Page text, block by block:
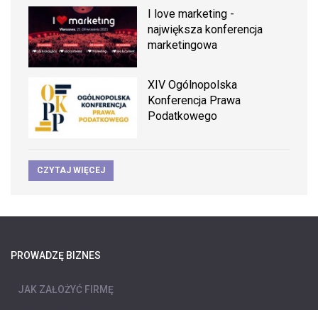
I love marketing -
największa konferencja
marketingowa
XIV Ogólnopolska
Konferencja Prawa
Podatkowego
CZYTAJ WIĘCEJ
PROWADZĘ BIZNES
JAK ZAŁOŻYĆ FIRMĘ